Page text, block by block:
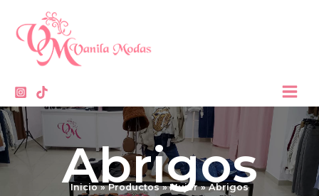
contenido
Abrigos
Inicio Productos Mujer Abrigos